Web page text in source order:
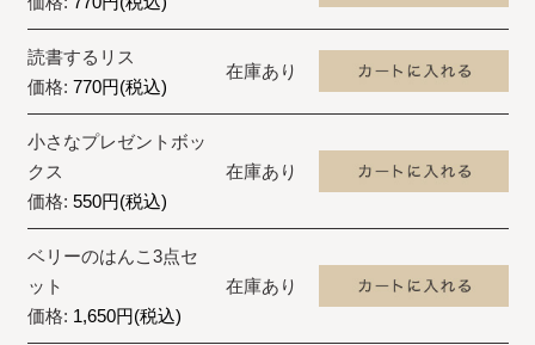
読書するリス
価格: 770円(税込)
在庫あり
小さなプレゼントボッ
クス
価格: 550円(税込)
在庫あり
ベリーのはんこ3点セ
ット
価格: 1,650円(税込)
在庫あり